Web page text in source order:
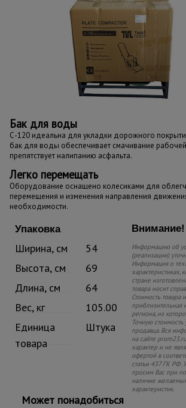
Бак для воды
С-120 идеальна для укладки дорожного
бак для воды обеспечивает смачивание
препятствует налипанию асфальта.
Легко перемещать
Оборудование оснащено колесиками для
перемещения и изменения направления
необходимости.
Упаковка
Ширина, см
54
Высота, см
69
Длина, см
64
Вес, кг
105.00
Единица
товара
Штука
Внимание!
Информацию об
(реализации)
Информация о
характеристиках,
стране
товара носит
Стоимость товара
приблизительная
региона, из
Точную стоимость
продавца. Вся
на сайте
характер и не
офертой в
статьи 437 ГК РФ.
просим Вас при
наличие
характеристик.
Может понадобиться